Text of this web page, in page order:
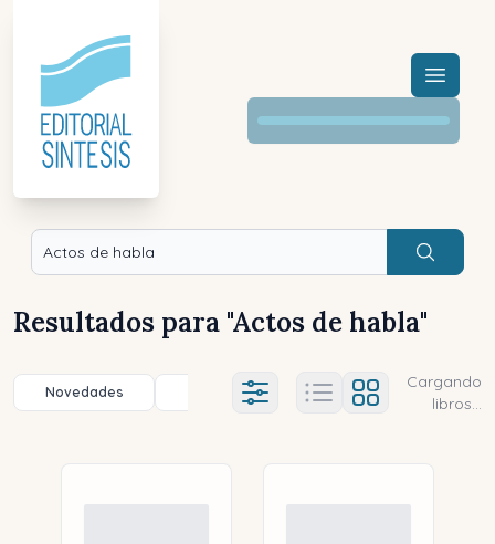
Menú
Buscar
Resultados para "Actos de habla"
Novedades Título (a-z) Título (z-a)
Ajustes abierto
Cargando
libros...